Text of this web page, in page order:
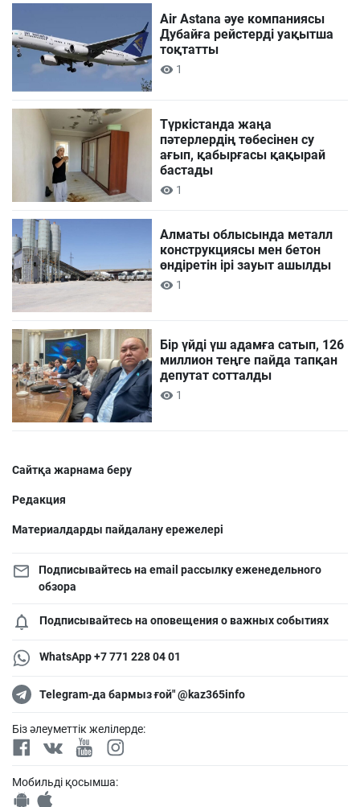
Air Astana әуе компаниясы
Дубайға рейстерді уақытша
тоқтатты
1
Түркістанда жаңа
пәтерлердің төбесінен су
ағып, қабырғасы қақырай
бастады
1
Алматы облысында металл
конструкциясы мен бетон
өндіретін ірі зауыт ашылды
1
Бір үйді үш адамға сатып, 126
миллион теңге пайда тапқан
депутат сотталды
1
Сайтқа жарнама беру
Редакция
Материалдарды пайдалану ережелері
Подписывайтесь на email рассылку еженедельного
обзора
Подписывайтесь на оповещения о важных событиях
WhatsApp +7 771 228 04 01
Telegram-да бармыз ғой" @kaz365info
Біз әлеуметтік желілерде:
Мобильді қосымша: